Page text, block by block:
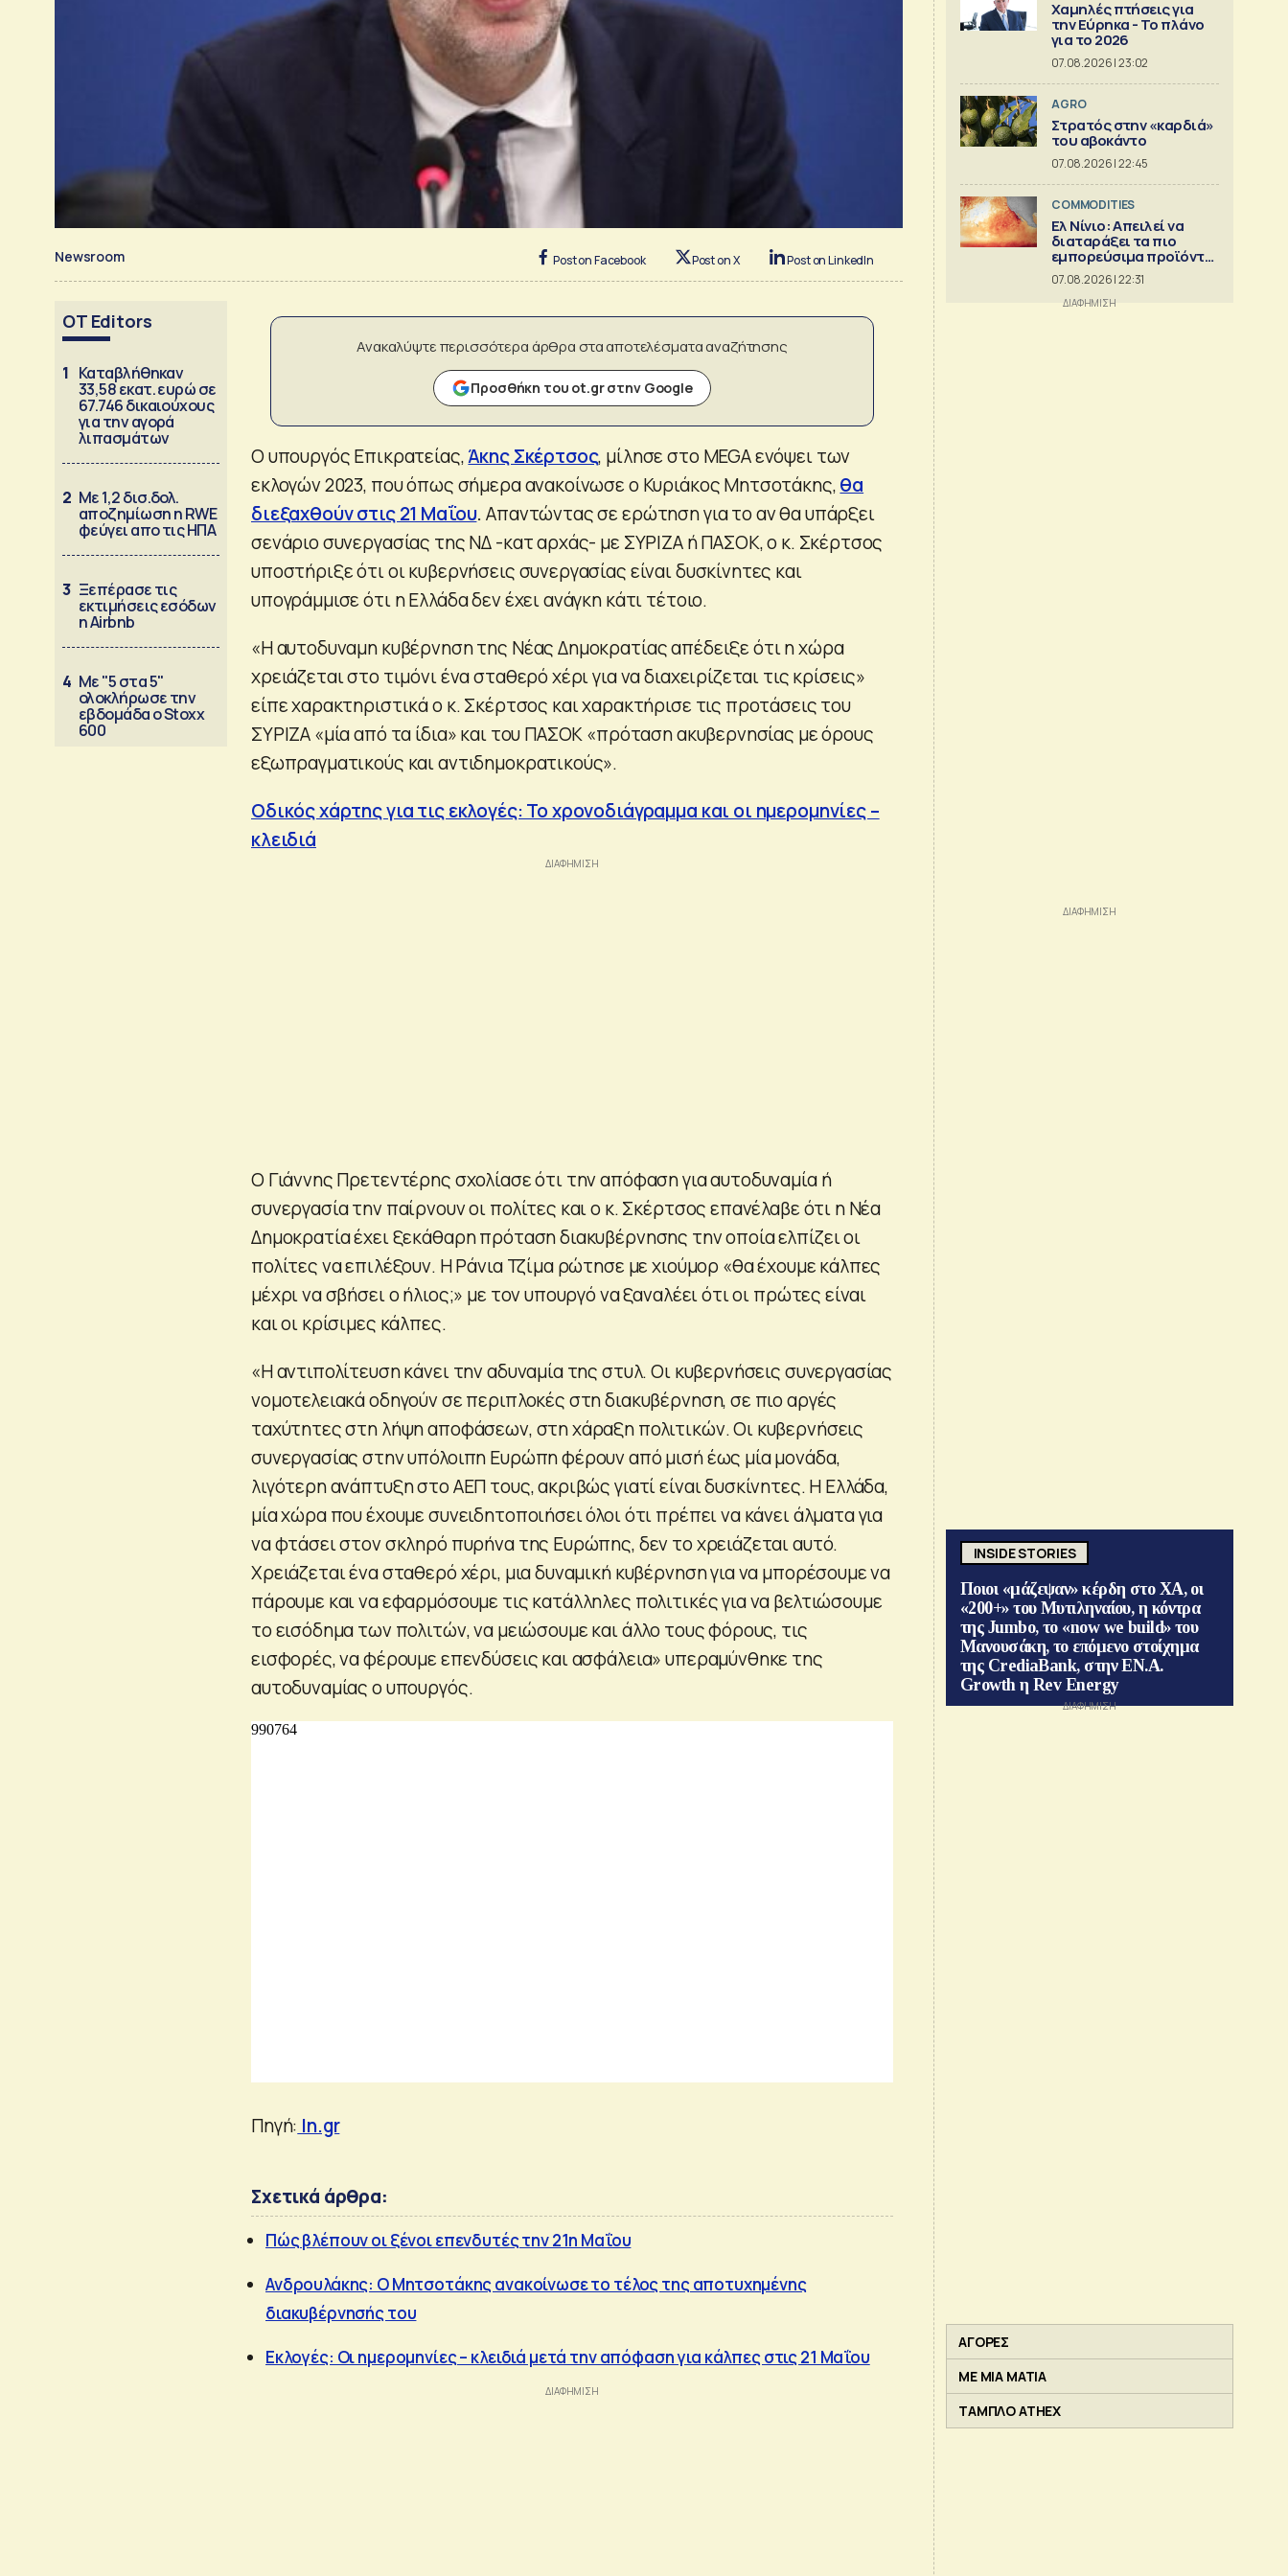
Newsroom Post on Facebook Post on X Post on LinkedIn
OT Editors
1 Καταβλήθηκαν
33,58 εκατ. ευρώ σε
67.746 δικαιούχους
για την αγορά
λιπασμάτων
2 Με 1,2 δισ.δολ.
αποζημίωση η RWE
φεύγει απο τις ΗΠΑ
3 Ξεπέρασε τις
εκτιμήσεις εσόδων
η Airbnb
4 Με "5 στα 5"
ολοκλήρωσε την
εβδομάδα ο Stoxx
600
Ανακαλύψτε περισσότερα άρθρα στα αποτελέσματα αναζήτησης
Προσθήκη του ot.gr στην Google
Ο υπουργός Επικρατείας,Άκης Σκέρτσος, μίλησε στο MEGA ενόψει των
εκλογών 2023, που όπως σήμερα ανακοίνωσε ο Κυριάκος Μητσοτάκης,θα
διεξαχθούν στις 21 Μαΐου.Απαντώντας σε ερώτηση για το αν θα υπάρξει
σενάριο συνεργασίας της ΝΔ -κατ αρχάς- με ΣΥΡΙΖΑ ή ΠΑΣΟΚ, ο κ. Σκέρτσος
υποστήριξε ότι οι κυβερνήσεις συνεργασίας είναι δυσκίνητες και
υπογράμμισε ότι η Ελλάδα δεν έχει ανάγκη κάτι τέτοιο.
«Η αυτοδυναμη κυβέρνηση της Νέας Δημοκρατίας απέδειξε ότι η χώρα
χρειάζεται στο τιμόνι ένα σταθερό χέρι για να διαχειρίζεται τις κρίσεις»
είπε χαρακτηριστικά ο κ. Σκέρτσος και χαρακτήρισε τις προτάσεις του
ΣΥΡΙΖΑ «μία από τα ίδια» και του ΠΑΣΟΚ «πρόταση ακυβερνησίας με όρους
εξωπραγματικούς και αντιδημοκρατικούς».
Οδικός χάρτης για τις εκλογές: Το χρονοδιάγραμμα και οι ημερομηνίες –
κλειδιά
Ο Γιάννης Πρετεντέρης σχολίασε ότι την απόφαση για αυτοδυναμία ή
συνεργασία την παίρνουν οι πολίτες και ο κ. Σκέρτσος επανέλαβε ότι η Νέα
Δημοκρατία έχει ξεκάθαρη πρόταση διακυβέρνησης την οποία ελπίζει οι
πολίτες να επιλέξουν. Η Ράνια Τζίμα ρώτησε με χιούμορ «θα έχουμε κάλπες
μέχρι να σβήσει ο ήλιος;» με τον υπουργό να ξαναλέει ότι οι πρώτες είναι
και οι κρίσιμες κάλπες.
«Η αντιπολίτευση κάνει την αδυναμία της στυλ. Οι κυβερνήσεις συνεργασίας
νομοτελειακά οδηγούν σε περιπλοκές στη διακυβέρνηση, σε πιο αργές
ταχύτητες στη λήψη αποφάσεων, στη χάραξη πολιτικών. Οι κυβερνήσεις
συνεργασίας στην υπόλοιπη Ευρώπη φέρουν από μισή έως μία μονάδα,
λιγότερη ανάπτυξη στο ΑΕΠ τους, ακριβώς γιατί είναι δυσκίνητες. Η Ελλάδα,
μία χώρα που έχουμε συνειδητοποιήσει όλοι ότι πρέπει να κάνει άλματα για
να φτάσει στον σκληρό πυρήνα της Ευρώπης, δεν το χρειάζεται αυτό.
Χρειάζεται ένα σταθερό χέρι, μια δυναμική κυβέρνηση για να μπορέσουμε να
πάρουμε και να εφαρμόσουμε τις κατάλληλες πολιτικές για να βελτιώσουμε
το εισόδημα των πολιτών, να μειώσουμε και άλλο τους φόρους, τις
εισφορές, να φέρουμε επενδύσεις και ασφάλεια» υπεραμύνθηκε της
αυτοδυναμίας ο υπουργός.
Πηγή: In.gr
Σχετικά άρθρα:
Πώς βλέπουν οι ξένοι επενδυτές την 21η Μαΐου
Ανδρουλάκης: Ο Μητσοτάκης ανακοίνωσε το τέλος της αποτυχημένης
διακυβέρνησής του
Εκλογές: Οι ημερομηνίες – κλειδιά μετά την απόφαση για κάλπες στις 21 Μαΐου
Χαμηλές πτήσεις για
την Εύρηκα - Το πλάνο
για το 2026
07.08.2026 | 23:02
AGRO
Στρατός στην «καρδιά»
του αβοκάντο
07.08.2026 | 22:45
COMMODITIES
Ελ Νίνιο: Απειλεί να
διαταράξει τα πιο
εμπορεύσιμα προϊόντα
στον κόσμο
07.08.2026 | 22:31
INSIDE STORIES
Ποιοι «μάζεψαν» κέρδη στο ΧΑ, οι
«200+» του Μυτιληναίου, η κόντρα
της Jumbo, το «now we build» του
Μανουσάκη, το επόμενο στοίχημα
της CrediaBank, στην ΕΝ.Α.
Growth η Rev Energy
ΑΓΟΡΕΣ
ΜΕ ΜΙΑ ΜΑΤΙΑ
ΤΑΜΠΛΟ ATHEX